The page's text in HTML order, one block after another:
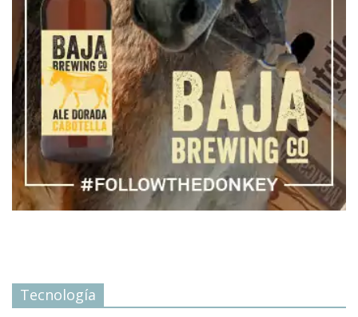
Tecnología